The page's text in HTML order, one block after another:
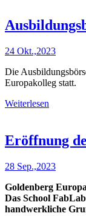
24 Okt.,2023
Die
Europakolleg statt.
Weiterlesen
Eröffnung
28 Sep.,2023
Goldenberg
Das School
handwerkliche